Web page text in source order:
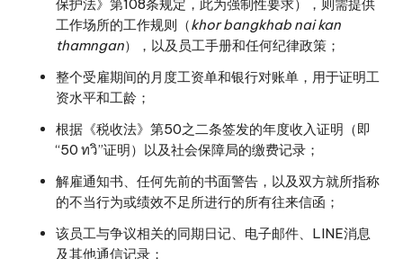
保护法》第108条规定，此为强制性要求），则需提供
工作场所的工作规则（khor bangkhab nai kan
thamngan），以及员工手册和任何纪律政策；
整个受雇期间的月度工资单和银行对账单，用于证明工
资水平和工龄；
根据《税收法》第50之二条签发的年度收入证明（即
“50 ทวิ”证明）以及社会保障局的缴费记录；
解雇通知书、任何先前的书面警告，以及双方就所指称
的不当行为或绩效不足所进行的所有往来信函；
该员工与争议相关的同期日记、电子邮件、LINE消息
及其他通信记录；